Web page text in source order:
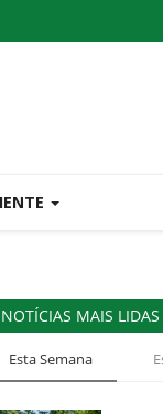
NOTÍCIAS MAIS LIDAS
Esta Semana